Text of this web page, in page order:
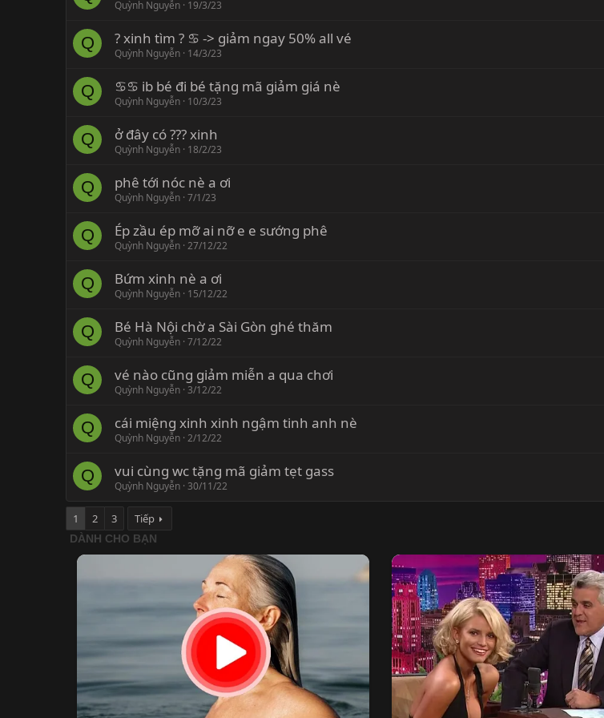
Quỳnh Nguyễn 19/3/23
Q ? xinh tìm ? ♋️ -> giảm ngay 50% all vé
Quỳnh Nguyễn 14/3/23
Q ♋️♋️ ib bé đi bé tặng mã giảm giá nè
Quỳnh Nguyễn 10/3/23
Q ở đây có ??? xinh
Quỳnh Nguyễn 18/2/23
Q phê tới nóc nè a ơi
Quỳnh Nguyễn 7/1/23
Q Ép zầu ép mỡ ai nỡ e e sướng phê
Quỳnh Nguyễn 27/12/22
Q Bứm xinh nè a ơi
Quỳnh Nguyễn 15/12/22
Q Bé Hà Nội chờ a Sài Gòn ghé thăm
Quỳnh Nguyễn 7/12/22
Q vé nào cũng giảm miễn a qua chơi
Quỳnh Nguyễn 3/12/22
Q cái miệng xinh xinh ngậm tinh anh nè
Quỳnh Nguyễn 2/12/22
Q vui cùng wc tặng mã giảm tẹt gass
Quỳnh Nguyễn 30/11/22
1 2 3 Tiếp